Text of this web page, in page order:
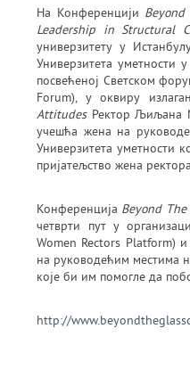
На Конференцији
Leadership in Structural
универзитету у
Универзитета
посвећеној Светском
Forum), у оквиру
Attitudes Ректор Љиљана
учешћа жена на
Универзитета уметности
пријатељство жена
Конференција Beyond The
четврти пут у
Women Rectors Platform)
на руководећим местима
које би им помогле да
http://